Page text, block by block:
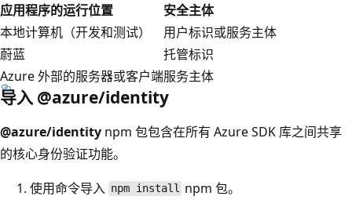
应用程序的运行位置
安全主体
本地计算机（开发和测试）
用户标识或服务主体
蔚蓝
托管标识
Azure 外部的服务器或客户端服务主体
导入 @azure/identity
@azure/identity npm 包包含在所有 Azure SDK 库之间共享
的核心身份验证功能。
使用命令导入 npm install npm 包。